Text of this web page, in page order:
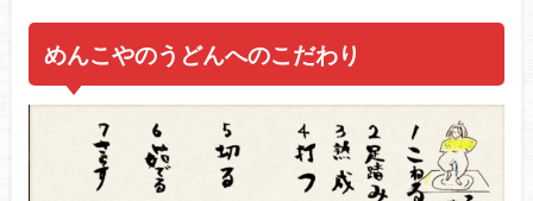
めんこやのうどんへのこだわり